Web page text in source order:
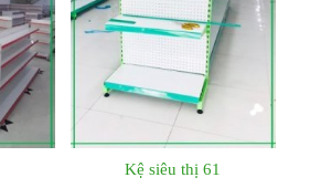
Kệ siêu thị 61